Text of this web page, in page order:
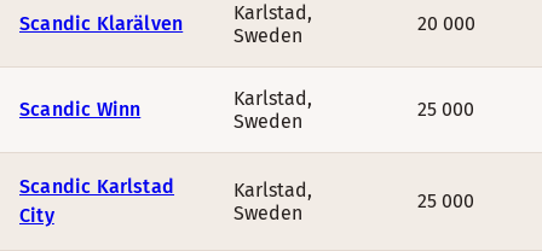
Scandic Klarälven Karlstad,
Sweden
20 000
Scandic Winn Karlstad,
Sweden
25 000
Scandic Karlstad
City
Karlstad,
Sweden
25 000